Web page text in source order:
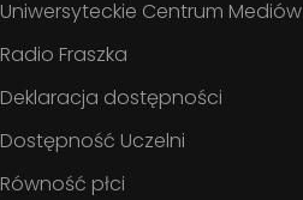
Uniwersyteckie Centrum Mediów
Radio Fraszka
Deklaracja dostępności
Dostępność Uczelni
Równość płci